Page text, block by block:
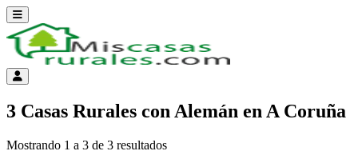
Abrir menú
Menú de cuenta
3 Casas Rurales con Alemán en A Coruña
Mostrando 1 a 3 de 3 resultados